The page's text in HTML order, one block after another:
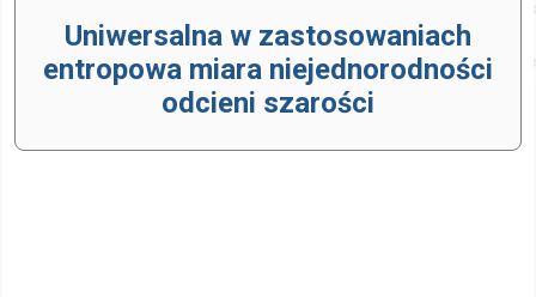
Uniwersalna w zastosowaniach
entropowa miara niejednorodności
odcieni szarości